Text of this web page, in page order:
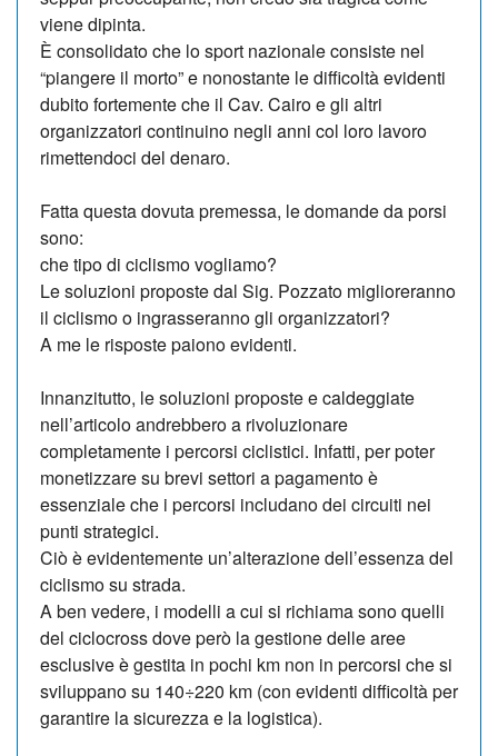
viene dipinta.
È consolidato che lo sport nazionale consiste nel
“piangere il morto” e nonostante le difficoltà evidenti
dubito fortemente che il Cav. Cairo e gli altri
organizzatori continuino negli anni col loro lavoro
rimettendoci del denaro.
Fatta questa dovuta premessa, le domande da porsi
sono:
che tipo di ciclismo vogliamo?
Le soluzioni proposte dal Sig. Pozzato miglioreranno
il ciclismo o ingrasseranno gli organizzatori?
A me le risposte paiono evidenti.
Innanzitutto, le soluzioni proposte e caldeggiate
nell’articolo andrebbero a rivoluzionare
completamente i percorsi ciclistici. Infatti, per poter
monetizzare su brevi settori a pagamento è
essenziale che i percorsi includano dei circuiti nei
punti strategici.
Ciò è evidentemente un’alterazione dell’essenza del
ciclismo su strada.
A ben vedere, i modelli a cui si richiama sono quelli
del ciclocross dove però la gestione delle aree
esclusive è gestita in pochi km non in percorsi che si
sviluppano su 140÷220 km (con evidenti difficoltà per
garantire la sicurezza e la logistica).